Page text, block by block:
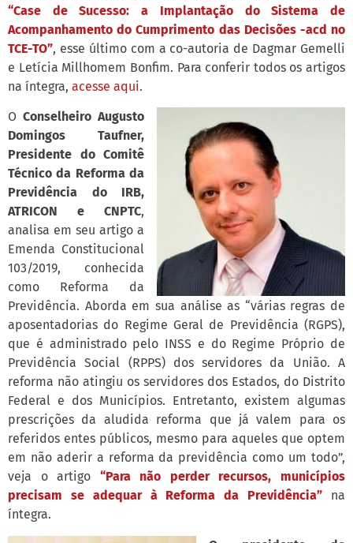
“Case de Sucesso: a Implantação do Sistema de
Acompanhamento do Cumprimento das Decisões -acd no
TCE-TO”, esse último com a co-autoria de Dagmar Gemelli
e Letícia Millhomem Bonfim. Para conferir todos os artigos
na íntegra, acesse aqui.
O Conselheiro Augusto
Domingos Taufner,
Presidente do Comitê
Técnico da Reforma da
Previdência do IRB,
ATRICON e CNPTC,
analisa em seu artigo a
Emenda Constitucional
103/2019, conhecida
como Reforma da
Previdência. Aborda em sua análise as “várias regras de
aposentadorias do Regime Geral de Previdência (RGPS),
que é administrado pelo INSS e do Regime Próprio de
Previdência Social (RPPS) dos servidores da União. A
reforma não atingiu os servidores dos Estados, do Distrito
Federal e dos Municípios. Entretanto, existem algumas
prescrições da aludida reforma que já valem para os
referidos entes públicos, mesmo para aqueles que optem
em não aderir a reforma da previdência como um todo”,
veja o artigo “Para não perder recursos, municípios
precisam se adequar à Reforma da Previdência”
na
íntegra.